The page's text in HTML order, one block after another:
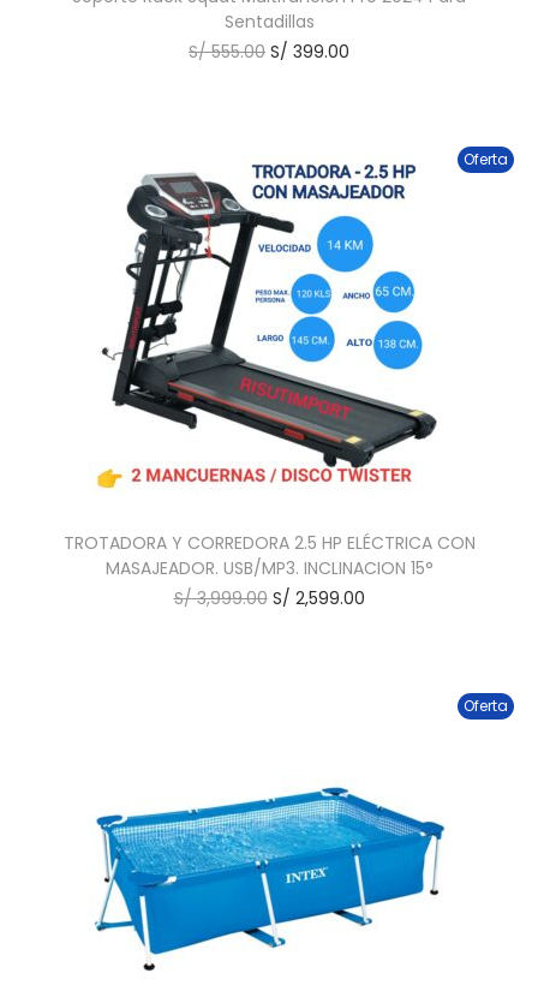
Sentadillas
S/555.00 S/ 399.00
Oferta
TROTADORA Y CORREDORA 2.5 HP ELÉCTRICA CON
MASAJEADOR. USB/MP3. INCLINACION 15°
S/3,999.00 S/ 2,599.00
Oferta